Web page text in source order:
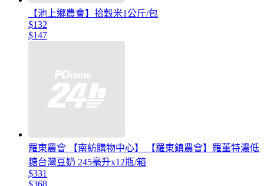
【池上鄉農會】拾穀米1公斤/包
$132
$147
羅東農會 【南紡購物中心】 【羅東鎮農會】羅董特濃低
糖台灣豆奶 245毫升x12瓶/箱
$331